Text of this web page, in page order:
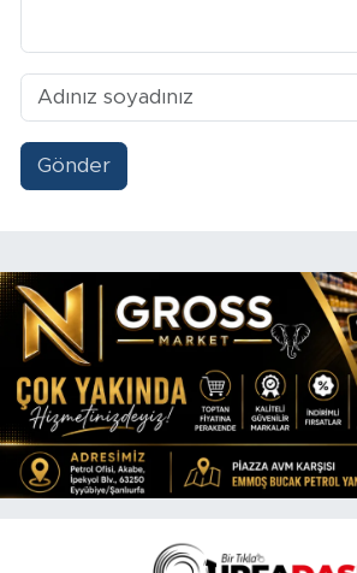
Gönder